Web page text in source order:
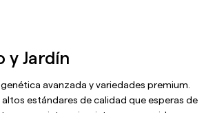
y Jardín
avanzada y variedades premium.
estándares de calidad que esperas de